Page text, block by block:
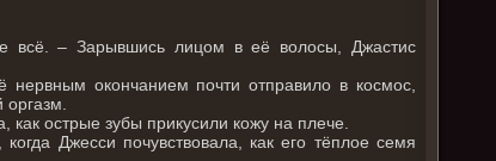
всё. – Зарывшись лицом в её волосы, Джастис
окончанием почти отправило в космос,
острые зубы прикусили кожу на плече.
Джесси почувствовала, как его тёплое семя